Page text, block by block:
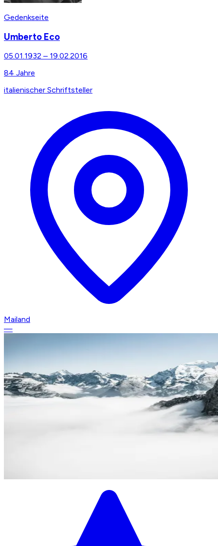
Gedenkseite
Umberto Eco
05.01.1932 – 19.02.2016
84 Jahre
italienischer Schriftsteller
Mailand
—